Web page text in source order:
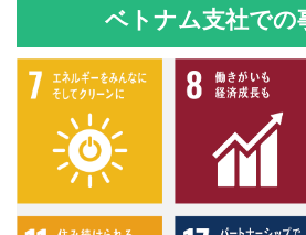
ベトナム支社での